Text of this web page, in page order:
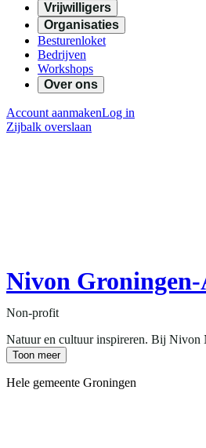
Vrijwilligers
Organisaties
Besturenloket
Bedrijven
Workshops
Over ons
Account aanmakenLog in
Zijbalk overslaan
Nivon Groningen-
Non-profit
Natuur en cultuur inspireren. Bij Nivon
Toon meer
Hele gemeente Groningen